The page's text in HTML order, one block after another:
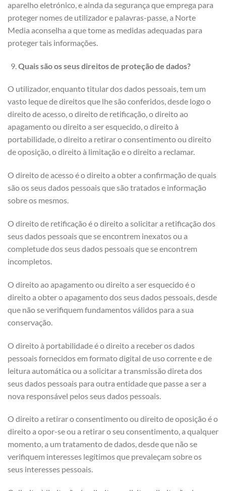
aparelho eletrónico, e ainda da segurança que emprega para
proteger nomes de utilizador e palavras-passe, a Norte
Media aconselha a que tome as medidas adequadas para
proteger tais informações.
Quais são os seus direitos de proteção de dados?
O utilizador, enquanto titular dos dados pessoais, tem um
vasto leque de direitos que lhe são conferidos, desde logo o
direito de acesso, o direito de retificação, o direito ao
apagamento ou direito a ser esquecido, o direito à
portabilidade, o direito a retirar o consentimento ou direito
de oposição, o direito à limitação e o direito a reclamar.
O direito de acesso é o direito a obter a confirmação de quais
são os seus dados pessoais que são tratados e informação
sobre os mesmos.
O direito de retificação é o direito a solicitar a retificação dos
seus dados pessoais que se encontrem inexatos ou a
completude dos seus dados pessoais que se encontrem
incompletos.
O direito ao apagamento ou direito a ser esquecido é o
direito a obter o apagamento dos seus dados pessoais, desde
que não se verifiquem fundamentos válidos para a sua
conservação.
O direito à portabilidade é o direito a receber os dados
pessoais fornecidos em formato digital de uso corrente e de
leitura automática ou a solicitar a transmissão direta dos
seus dados pessoais para outra entidade que passe a ser a
nova responsável pelos seus dados pessoais.
O direito a retirar o consentimento ou direito de oposição é o
direito a opor-se ou a retirar o seu consentimento, a qualquer
momento, a um tratamento de dados, desde que não se
verifiquem interesses legítimos que prevaleçam sobre os
seus interesses pessoais.